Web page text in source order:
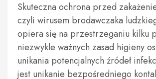
Skuteczna ochrona przed
czyli wirusem brodawczaka
opiera się na przestrzeganiu kilku
niezwykle ważnych zasad higieny
unikania potencjalnych źródeł
jest unikanie bezpośredniego